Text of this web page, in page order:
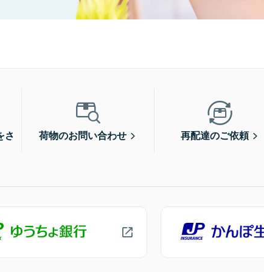
さ
荷物のお問い合わせ 再配達のご依頼